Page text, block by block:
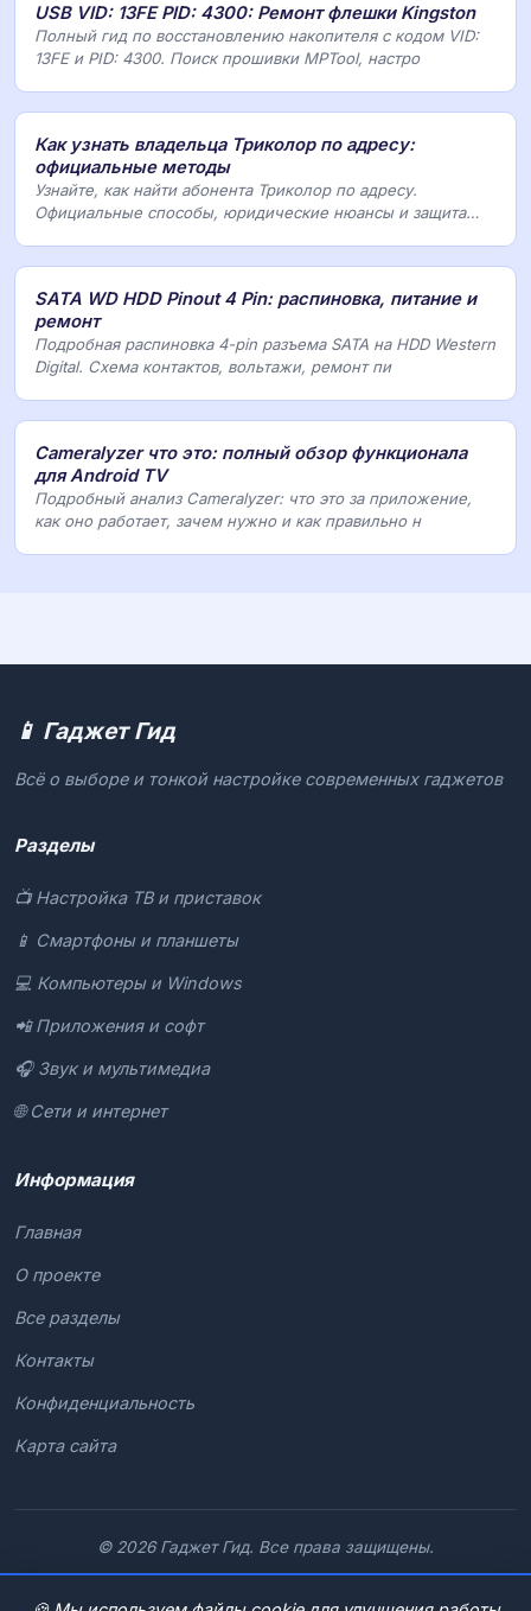
USB VID: 13FE PID: 4300: Ремонт флешки Kingston
Полный гид по восстановлению накопителя с кодом VID:
13FE и PID: 4300. Поиск прошивки MPTool, настро
Как узнать владельца Триколор по адресу:
официальные методы
Узнайте, как найти абонента Триколор по адресу.
Официальные способы, юридические нюансы и защита
SATA WD HDD Pinout 4 Pin: распиновка, питание и
ремонт
Подробная распиновка 4-pin разъема SATA на HDD Western
Digital. Схема контактов, вольтажи, ремонт пи
Cameralyzer что это: полный обзор функционала
для Android TV
Подробный анализ Cameralyzer: что это за приложение,
как оно работает, зачем нужно и как правильно н
📱 Гаджет Гид
Всё о выборе и тонкой настройке современных гаджетов
Разделы
📺 Настройка ТВ и приставок
📱 Смартфоны и планшеты
💻 Компьютеры и Windows
📲 Приложения и софт
🎧 Звук и мультимедиа
🌐 Сети и интернет
Информация
Главная
О проекте
Все разделы
Контакты
Конфиденциальность
Карта сайта
© 2026 Гаджет Гид. Все права защищены.